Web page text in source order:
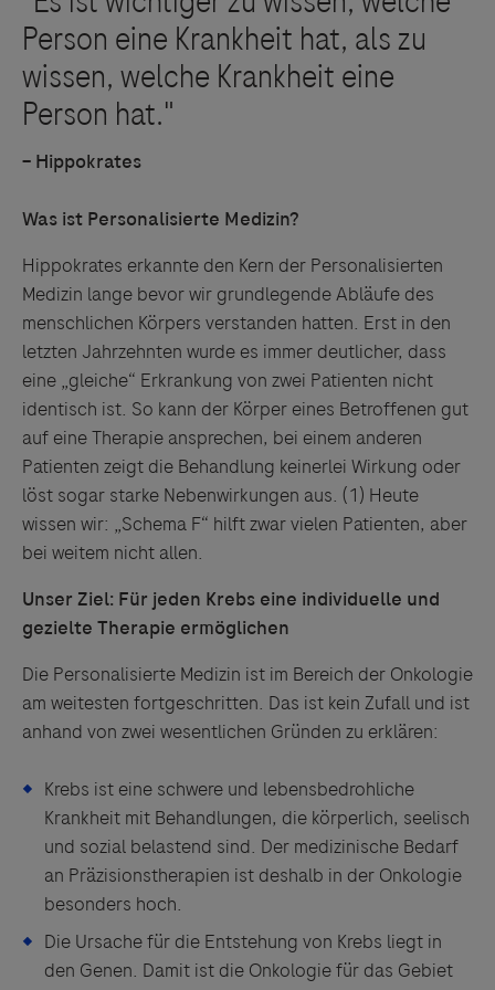
– Hippokrates
Was ist Personalisierte Medizin?
Hippokrates erkannte den Kern der Personalisierten
Medizin lange bevor wir grundlegende Abläufe des
menschlichen Körpers verstanden hatten. Erst in den
letzten Jahrzehnten wurde es immer deutlicher, dass
eine „gleiche“ Erkrankung von zwei Patienten nicht
identisch ist. So kann der Körper eines Betroffenen gut
auf eine Therapie ansprechen, bei einem anderen
Patienten zeigt die Behandlung keinerlei Wirkung oder
löst sogar starke Nebenwirkungen aus. (1) Heute
wissen wir: „Schema F“ hilft zwar vielen Patienten, aber
bei weitem nicht allen.
Unser Ziel: Für jeden Krebs eine individuelle und
gezielte Therapie ermöglichen
Die Personalisierte Medizin ist im Bereich der Onkologie
am weitesten fortgeschritten. Das ist kein Zufall und ist
anhand von zwei wesentlichen Gründen zu erklären:
Krebs ist eine schwere und lebensbedrohliche
Krankheit mit Behandlungen, die körperlich, seelisch
und sozial belastend sind. Der medizinische Bedarf
an Präzisionstherapien ist deshalb in der Onkologie
besonders hoch.
Die Ursache für die Entstehung von Krebs liegt in
den Genen. Damit ist die Onkologie für das Gebiet